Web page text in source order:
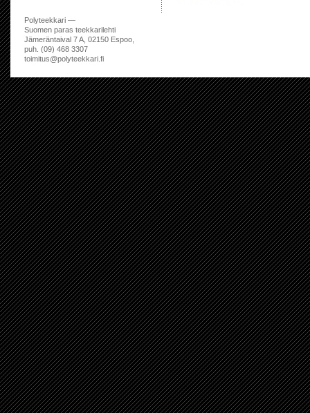
Polyteekkari —
Suomen paras teekkarilehti
Jämeräntaival 7 A, 02150 Espoo,
puh. (09) 468 3307
toimitus@polyteekkari.fi